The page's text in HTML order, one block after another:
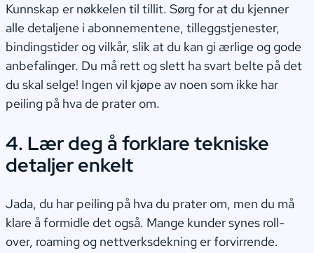
Kunnskap er nøkkelen til tillit. Sørg for at du kjenner
alle detaljene i abonnementene, tilleggstjenester,
bindingstider og vilkår, slik at du kan gi ærlige og gode
anbefalinger. Du må rett og slett ha svart belte på det
du skal selge! Ingen vil kjøpe av noen som ikke har
peiling på hva de prater om.
4. Lær deg å forklare tekniske
detaljer enkelt
Jada, du har peiling på hva du prater om, men du må
klare å formidle det også. Mange kunder synes roll-
over, roaming og nettverksdekning er forvirrende.